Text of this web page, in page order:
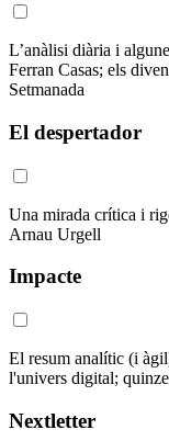
L’anàlisi diària i
Ferran Casas; els
Setmanada
El despertador
Una mirada crítica i
Arnau Urgell
Impacte
El resum analític (i
l'univers digital;
Nextletter